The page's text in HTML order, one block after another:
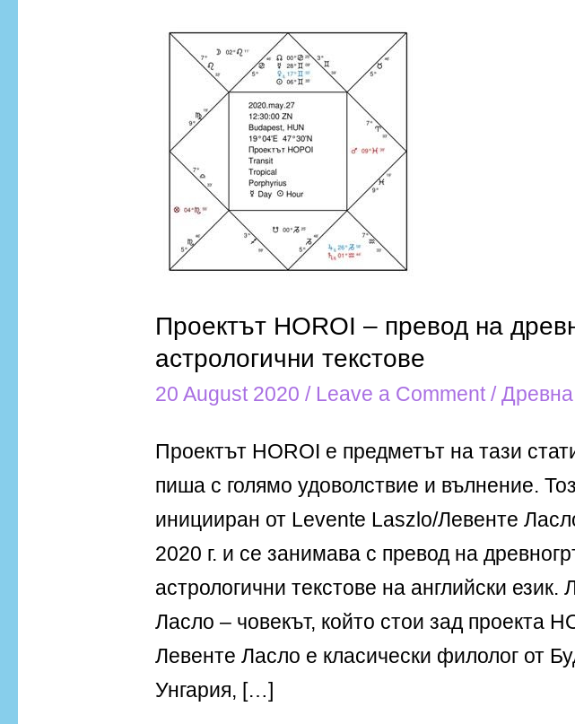
Проектът HOROI – превод на
астрологични текстове
20 August 2020/ Leave a Comment /Древна
Проектът HOROI е предметът на тази
пиша с голямо удоволствие и вълнение.
иницииран от Levente Laszlo/Левенте
2020 г. и се занимава с превод на
астрологични текстове на английски език.
Ласло – човекът, който стои зад проекта
Левенте Ласло е класически филолог от
Унгария, […]
Проектът
HOROI
превод
древногръцки
астрологични